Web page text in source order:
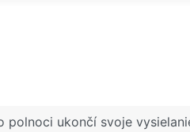
polnoci ukončí svoje